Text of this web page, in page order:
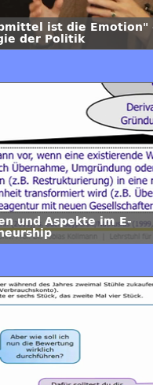
ist die Emotion"
der Politik
und Aspekte im E-